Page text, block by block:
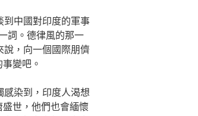
中國對印度的軍事
詞。德律風的那一
，向一個國際朋儕
變吧。
染到，印度人渴想
世，他們也會緬懷